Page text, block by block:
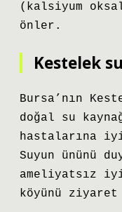
(kalsiyum
önler.
Kestelek
Bursa’nın
doğal su
hastalarına
Suyun ününü
ameliyatsız
köyünü